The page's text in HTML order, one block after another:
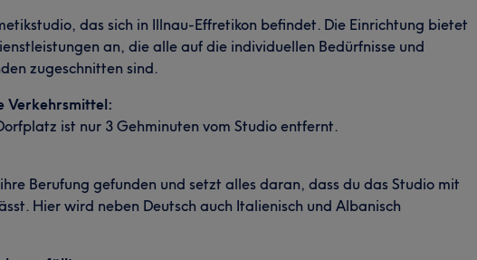
das sich in Illnau-Effretikon befindet. Die Einrichtung bietet
an, die alle auf die individuellen Bedürfnisse und
zugeschnitten sind.
Verkehrsmittel:
ist nur 3 Gehminuten vom Studio entfernt.
Berufung gefunden und setzt alles daran, dass du das Studio mit
Hier wird neben Deutsch auch Italienisch und Albanisch